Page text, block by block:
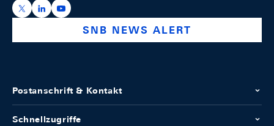
https://x.com/snb_bns
https://ch.linkedin.com/company/swiss-national-
https://www.youtube.com/@swissnationalbank
SNB NEWS ALERT
Postanschrift & Kontakt
Schnellzugriffe